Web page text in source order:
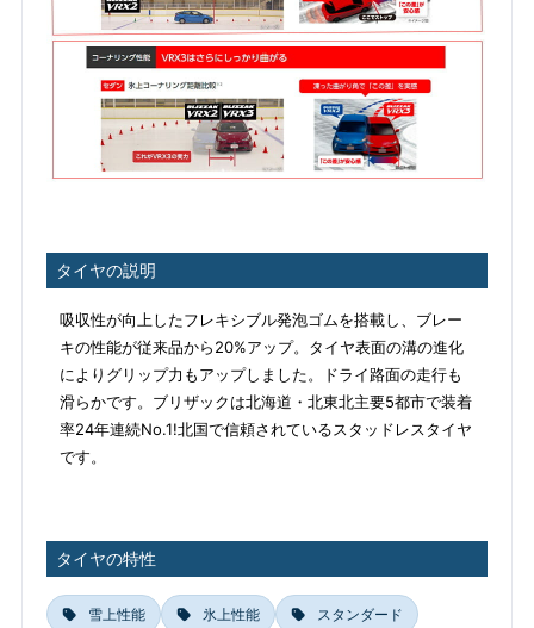
タイヤの説明
吸収性が向上したフレキシブル発泡ゴムを搭載し、ブレー
キの性能が従来品から20%アップ。タイヤ表面の溝の進化
によりグリップ力もアップしました。ドライ路面の走行も
滑らかです。ブリザックは北海道・北東北主要5都市で装着
率24年連続No.1!北国で信頼されているスタッドレスタイヤ
です。
タイヤの特性
雪上性能 氷上性能 スタンダード